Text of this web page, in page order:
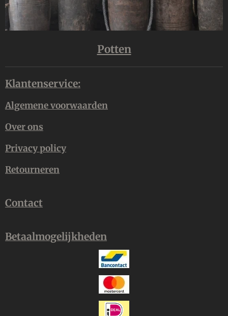
Potten
Klantenservice:
Algemene voorwaarden
Over ons
Privacy policy
Retourneren
Contact
Betaalmogelijkheden